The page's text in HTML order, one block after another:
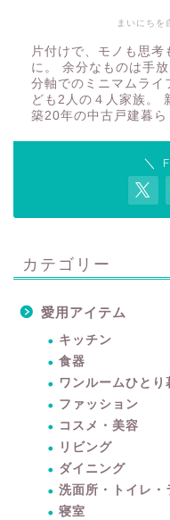
まいにちを
片付けで、モノも思
に。 余分なものは手
分軸でのミニマムライ
ども2人の４人家族。
築20年の中古戸建暮ら
＼
カテゴリー
愛用アイテム
キッチン
食器
ワンルームひとり
ファッション
コスメ・美容
リビング
ダイニング
洗面所・トイレ・
寝室